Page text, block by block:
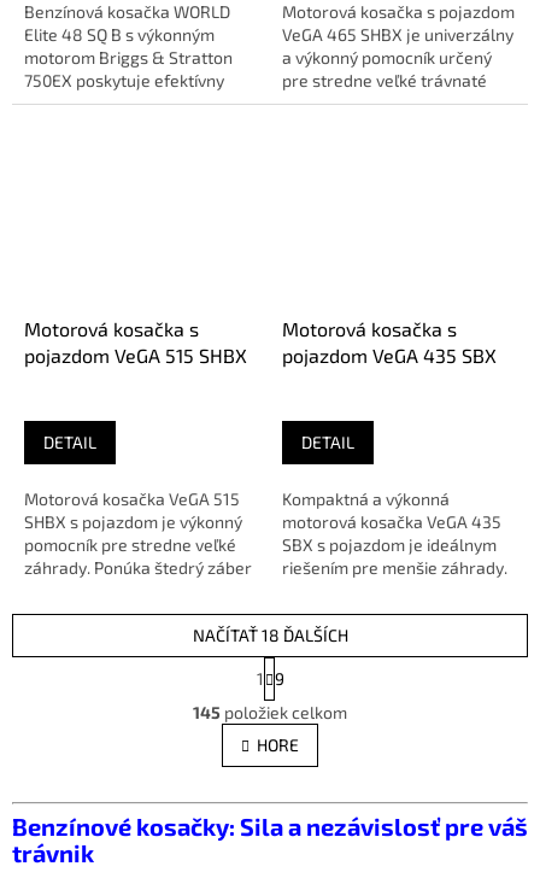
Benzínová kosačka WORLD
Elite 48 SQ B s výkonným
motorom Briggs & Stratton
750EX poskytuje efektívny
kosenie až do plochy 1800
Motorová kosačka s pojazdom
VeGA 465 SHBX je univerzálny
a výkonný pomocník určený
pre stredne veľké trávnaté
plochy. Vyniká...
Motorová kosačka s
pojazdom VeGA 515 SHBX
DETAIL
Motorová kosačka VeGA 515
SHBX s pojazdom je výkonný
pomocník pre stredne veľké
záhrady. Ponúka štedrý záber
Motorová kosačka s
pojazdom VeGA 435 SBX
DETAIL
Kompaktná a výkonná
motorová kosačka VeGA 435
SBX s pojazdom je ideálnym
riešením pre menšie záhrady.
3 v 1...
O
v
l
á
c
NAČÍTAŤ 18 ĎALŠÍCH
S
t
r
á
n
k
v
a
1
9
145 položiek celkom
HORE
Benzínové kosačky: Sila a nezávislosť pre váš
trávnik